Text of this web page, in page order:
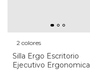
2 colores
Silla Ergo Escritorio
Ejecutivo Ergonomica